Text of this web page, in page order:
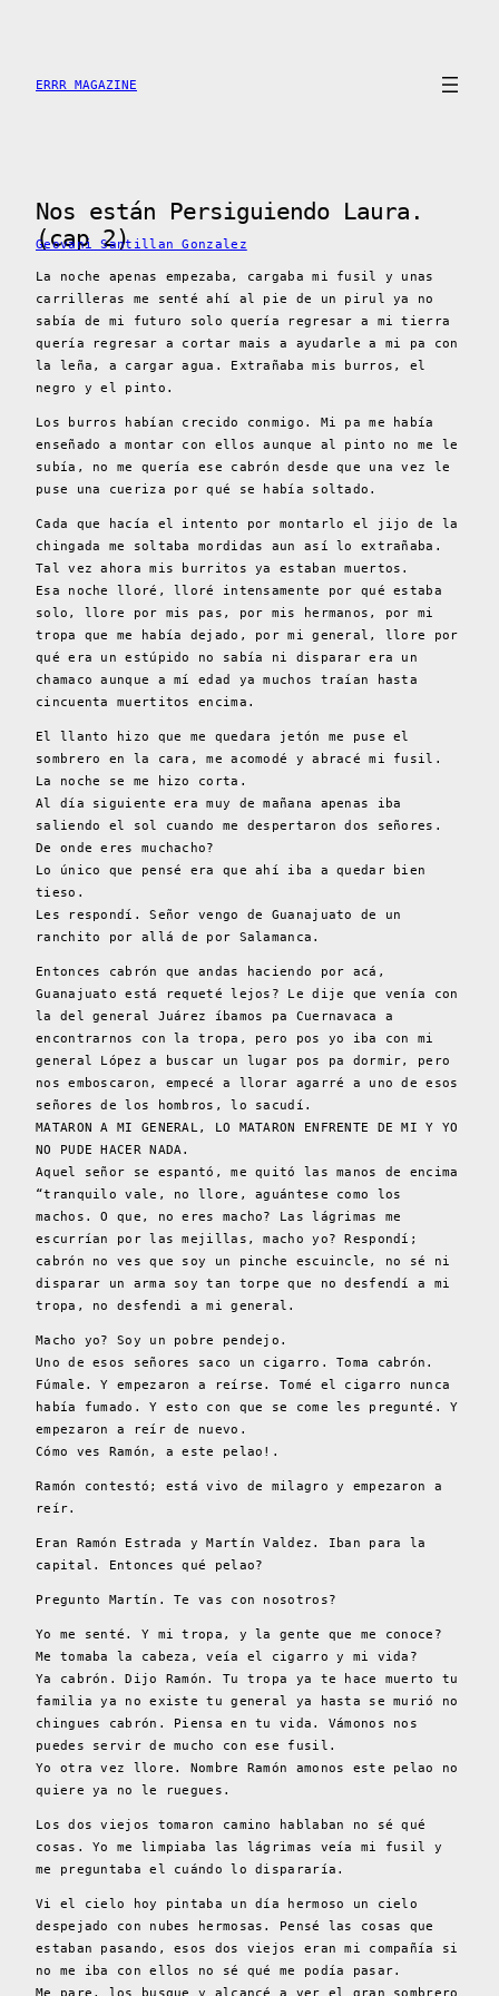
content
ERRR MAGAZINE
Nos están Persiguiendo Laura.
(cap 2)
Geovani Santillan Gonzalez
La noche apenas empezaba, cargaba mi fusil y unas
carrilleras me senté ahí al pie de un pirul ya no
sabía de mi futuro solo quería regresar a mi tierra
quería regresar a cortar mais a ayudarle a mi pa con
la leña, a cargar agua. Extrañaba mis burros, el
negro y el pinto.
Los burros habían crecido conmigo. Mi pa me había
enseñado a montar con ellos aunque al pinto no me le
subía, no me quería ese cabrón desde que una vez le
puse una cueriza por qué se había soltado.
Cada que hacía el intento por montarlo el jijo de la
chingada me soltaba mordidas aun así lo extrañaba.
Tal vez ahora mis burritos ya estaban muertos.
Esa noche lloré, lloré intensamente por qué estaba
solo, llore por mis pas, por mis hermanos, por mi
tropa que me había dejado, por mi general, llore por
qué era un estúpido no sabía ni disparar era un
chamaco aunque a mí edad ya muchos traían hasta
cincuenta muertitos encima.
El llanto hizo que me quedara jetón me puse el
sombrero en la cara, me acomodé y abracé mi fusil.
La noche se me hizo corta.
Al día siguiente era muy de mañana apenas iba
saliendo el sol cuando me despertaron dos señores.
De onde eres muchacho?
Lo único que pensé era que ahí iba a quedar bien
tieso.
Les respondí. Señor vengo de Guanajuato de un
ranchito por allá de por Salamanca.
Entonces cabrón que andas haciendo por acá,
Guanajuato está requeté lejos? Le dije que venía con
la del general Juárez íbamos pa Cuernavaca a
encontrarnos con la tropa, pero pos yo iba con mi
general López a buscar un lugar pos pa dormir, pero
nos emboscaron, empecé a llorar agarré a uno de esos
señores de los hombros, lo sacudí.
MATARON A MI GENERAL, LO MATARON ENFRENTE DE MI Y YO
NO PUDE HACER NADA.
Aquel señor se espantó, me quitó las manos de encima
“tranquilo vale, no llore, aguántese como los
machos. O que, no eres macho? Las lágrimas me
escurrían por las mejillas, macho yo? Respondí;
cabrón no ves que soy un pinche escuincle, no sé ni
disparar un arma soy tan torpe que no desfendí a mi
tropa, no desfendi a mi general.
Macho yo? Soy un pobre pendejo.
Uno de esos señores saco un cigarro. Toma cabrón.
Fúmale. Y empezaron a reírse. Tomé el cigarro nunca
había fumado. Y esto con que se come les pregunté. Y
empezaron a reír de nuevo.
Cómo ves Ramón, a este pelao!.
Ramón contestó; está vivo de milagro y empezaron a
reír.
Eran Ramón Estrada y Martín Valdez. Iban para la
capital. Entonces qué pelao?
Pregunto Martín. Te vas con nosotros?
Yo me senté. Y mi tropa, y la gente que me conoce?
Me tomaba la cabeza, veía el cigarro y mi vida?
Ya cabrón. Dijo Ramón. Tu tropa ya te hace muerto tu
familia ya no existe tu general ya hasta se murió no
chingues cabrón. Piensa en tu vida. Vámonos nos
puedes servir de mucho con ese fusil.
Yo otra vez llore. Nombre Ramón amonos este pelao no
quiere ya no le ruegues.
Los dos viejos tomaron camino hablaban no sé qué
cosas. Yo me limpiaba las lágrimas veía mi fusil y
me preguntaba el cuándo lo dispararía.
Vi el cielo hoy pintaba un día hermoso un cielo
despejado con nubes hermosas. Pensé las cosas que
estaban pasando, esos dos viejos eran mi compañía si
no me iba con ellos no sé qué me podía pasar.